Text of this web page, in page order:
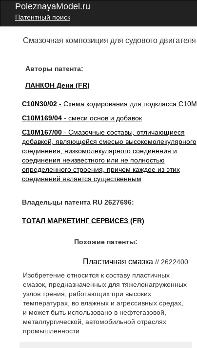
PoleznayaModel.ru
Патентный поиск
Смазочная композиция для судового двигателя
Авторы патента:
ЛАНКОН Дени (FR)
C10N30/02- Схема кодирования для подкласса C10M
C10M169/04- смеси основ и добавок
C10M167/00- Смазочные составы, отличающиеся
добавкой, являющейся смесью высокомолекулярного
соединения, низкомолекулярного соединения и
соединения неизвестного или не полностью
определенного строения, причем каждое из этих
соединений является существенным
Владельцы патента RU 2627696:
ТОТАЛ МАРКЕТИНГ СЕРВИСЕЗ (FR)
Похожие патенты:
Пластичная смазка // 2622400
Изобретение относится к составу пластичных
смазок, предназначенных для тяжелонагруженных
узлов трения, работающих при высоких
температурах, во влажных и агрессивных средах,
и может быть использовано в нефтегазовой,
металлургической, автомобильной отраслях
промышленности.